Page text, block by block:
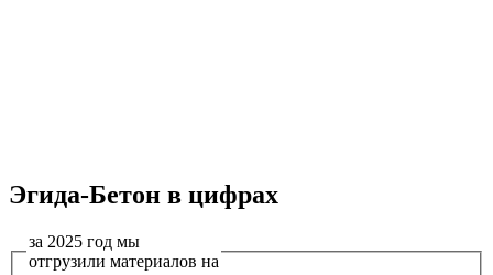
Эгида-Бетон в цифрах
за 2025 год мы
отгрузили материалов на